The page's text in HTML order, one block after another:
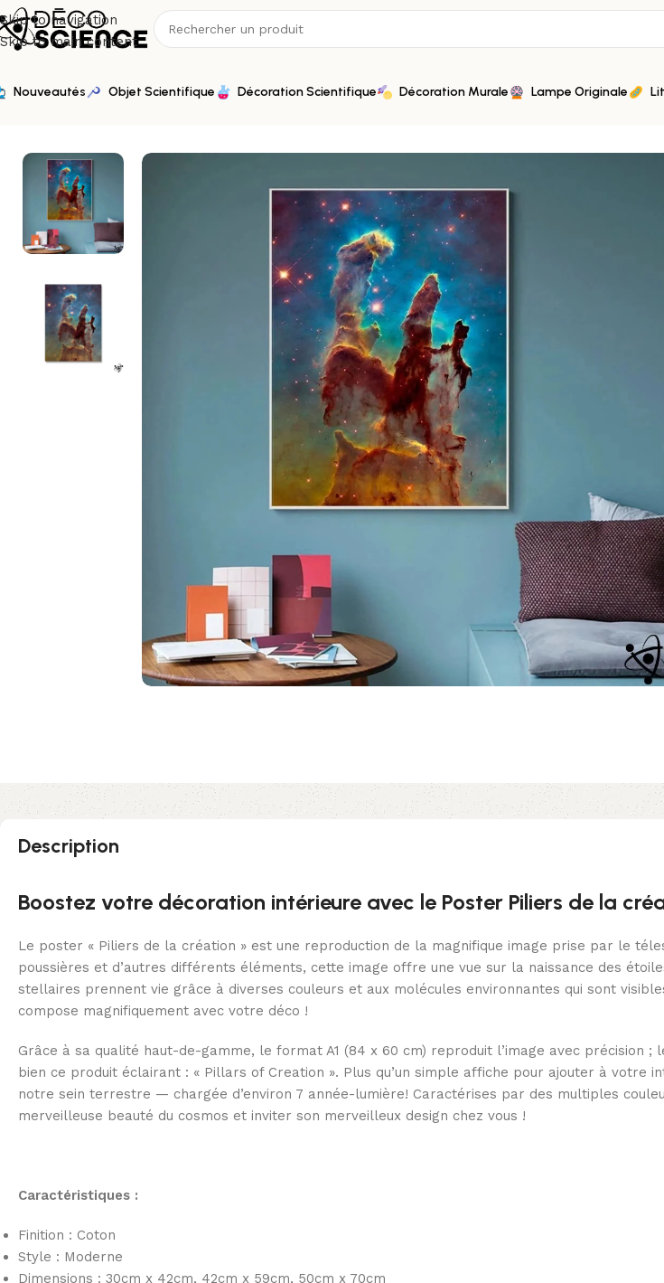
Skip to navigation
Skip to main content
Nouveautés Objet Scientifique Décoration Scientifique Décoration Murale Lampe Originale
Description
Boostez votre décoration intérieure avec le Poster Piliers de la
Le poster « Piliers de la création » est une reproduction de la magnifique image prise par le
poussières et d’autres différents éléments, cette image offre une vue sur la naissance des
stellaires prennent vie grâce à diverses couleurs et aux molécules environnantes qui sont
compose magnifiquement avec votre déco !
Grâce à sa qualité haut-de-gamme, le format A1 (84 x 60 cm) reproduit l’image avec
bien ce produit éclairant : « Pillars of Creation ». Plus qu’un simple affiche pour ajouter à
notre sein terrestre — chargée d’environ 7 année-lumière! Caractérises par des multiples
merveilleuse beauté du cosmos et inviter son merveilleux design chez vous !
Caractéristiques :
Finition : Coton
Style : Moderne
Dimensions : 30cm x 42cm, 42cm x 59cm, 50cm x 70cm